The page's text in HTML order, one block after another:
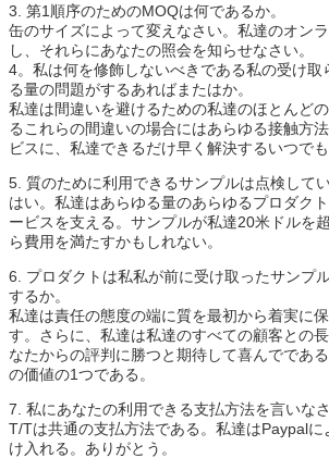
3. 第1順序のためのMOQは何であるか。
缶のサイズによって変えなさい。私達のオン
し、それらにあなたの照会を知らせなさい。
4。私は何を修飾しないべきである私の受け取
る量の問題がするあればまたはか。
私達は間違いを避けるための私達のほとんど
るこれらの間違いの場合にはあらゆる接触方
ビスに、私達できるだけ早く解決するいつでも
5. 質のために利用できるサンプルは点検してい
はい。私達はあらゆる量のあらゆるプロダク
ービスを支える。サンプルが私達20米ドルを
ら費用を満たすかもしれない。
6. プロダクトは私私が前に受け取ったサンプ
するか。
私達は責任の態度の端に質を最初から着実に
す。さらに、私達は私達のすべての顧客との
なたからの評判に勝つと期待して喜んでであ
の価値の1つである。
7. 私にあなたの利用できる支払方法を言いなさ
T/Tは共通の支払方法である。私達はPaypalに
け入れる。ありがとう。